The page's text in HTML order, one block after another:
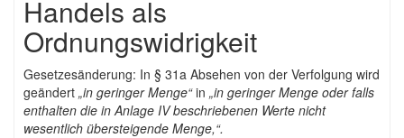
Handels als
Ordnungswidrigkeit
Gesetzesänderung: In § 31a Absehen von der Verfolgung wird
geändert „in geringer Menge“in „in geringer Menge oder falls
enthalten die in Anlage IV beschriebenen Werte nicht
wesentlich übersteigende Menge,“.